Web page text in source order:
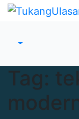
Skip
Tag: